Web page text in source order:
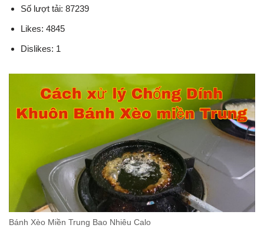
Số lượt tải: 87239
Likes: 4845
Dislikes: 1
Bánh Xèo Miền Trung Bao Nhiêu Calo